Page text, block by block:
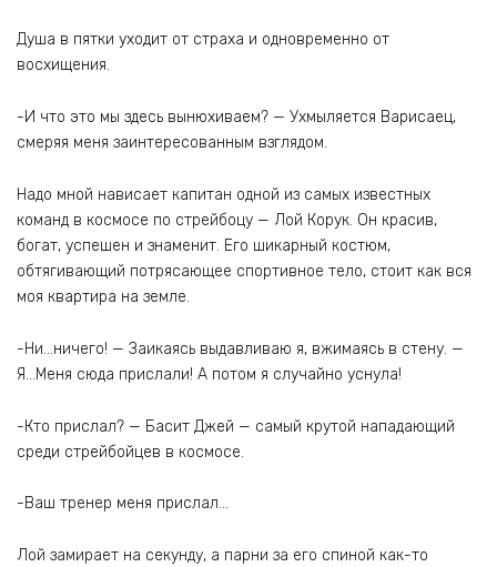
Душа в пятки уходит от страха и одновременно от
восхищения.
-И что это мы здесь вынюхиваем? — Ухмыляется Варисаец,
смеряя меня заинтересованным взглядом.
Надо мной нависает капитан одной из самых известных
команд в космосе по стрейбоцу — Лой Корук. Он красив,
богат, успешен и знаменит. Его шикарный костюм,
обтягивающий потрясающее спортивное тело, стоит как вся
моя квартира на земле.
-Ни…ничего! — Заикаясь выдавливаю я, вжимаясь в стену. —
Я…Меня сюда прислали! А потом я случайно уснула!
-Кто прислал? — Басит Джей — самый крутой нападающий
среди стрейбойцев в космосе.
-Ваш тренер меня прислал…
Лой замирает на секунду, а парни за его спиной как-то